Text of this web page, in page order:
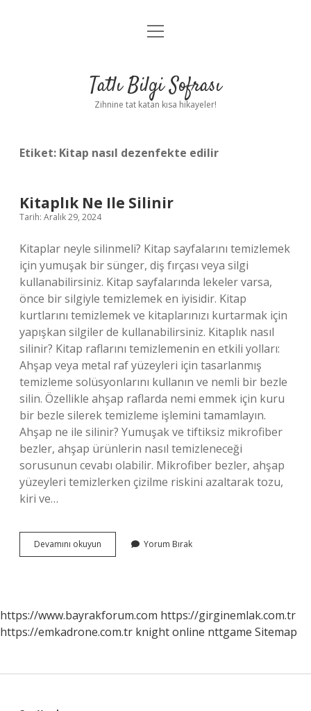
Anasayfa
Yasal Uyarı
menüyü
Tatlı Bilgi Sofrası
Zihnine tat katan kısa hikayeler!
Etiket: Kitap nasıl dezenfekte edilir
Kitaplık Ne Ile Silinir
Tarih: Aralık 29, 2024
Kitaplar neyle silinmeli? Kitap sayfalarını temizlemek
için yumuşak bir sünger, diş fırçası veya silgi
kullanabilirsiniz. Kitap sayfalarında lekeler varsa,
önce bir silgiyle temizlemek en iyisidir. Kitap
kurtlarını temizlemek ve kitaplarınızı kurtarmak için
yapışkan silgiler de kullanabilirsiniz. Kitaplık nasıl
silinir? Kitap raflarını temizlemenin en etkili yolları:
Ahşap veya metal raf yüzeyleri için tasarlanmış
temizleme solüsyonlarını kullanın ve nemli bir bezle
silin. Özellikle ahşap raflarda nemi emmek için kuru
bir bezle silerek temizleme işlemini tamamlayın.
Ahşap ne ile silinir? Yumuşak ve tiftiksiz mikrofiber
bezler, ahşap ürünlerin nasıl temizleneceği
sorusunun cevabı olabilir. Mikrofiber bezler, ahşap
yüzeyleri temizlerken çizilme riskini azaltarak tozu,
kiri ve…
Devamını okuyun
Ne
Yorum Bırak
https://www.bayrakforum.com https://girginemlak.com.tr
https://emkadrone.com.tr knight online nttgame Sitemap